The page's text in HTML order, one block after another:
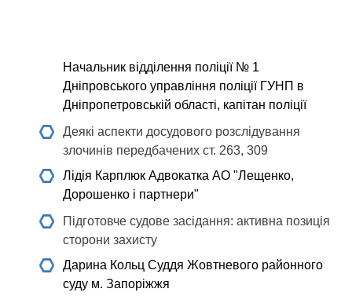
Начальник відділення поліції № 1
Дніпровського управління поліції ГУНП в
Дніпропетровській області, капітан поліції
Деякі аспекти досудового розслідування
злочинів передбачених ст. 263, 309
Лідія Карплюк Адвокатка АО "Лещенко,
Дорошенко і партнери"
Підготовче судове засідання: активна позиція
сторони захисту
Дарина Кольц Суддя Жовтневого районного
суду м. Запоріжжя